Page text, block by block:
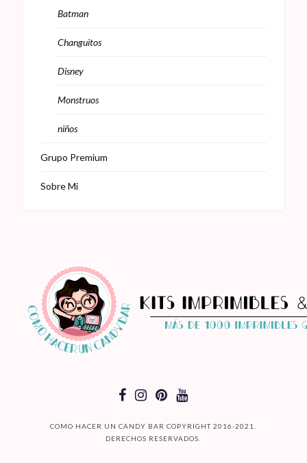
Batman
Changuitos
Disney
Monstruos
niños
Grupo Premium
Sobre Mi
COMO HACER UN CANDY BAR COPYRIGHT 2016-2021.
DERECHOS RESERVADOS.